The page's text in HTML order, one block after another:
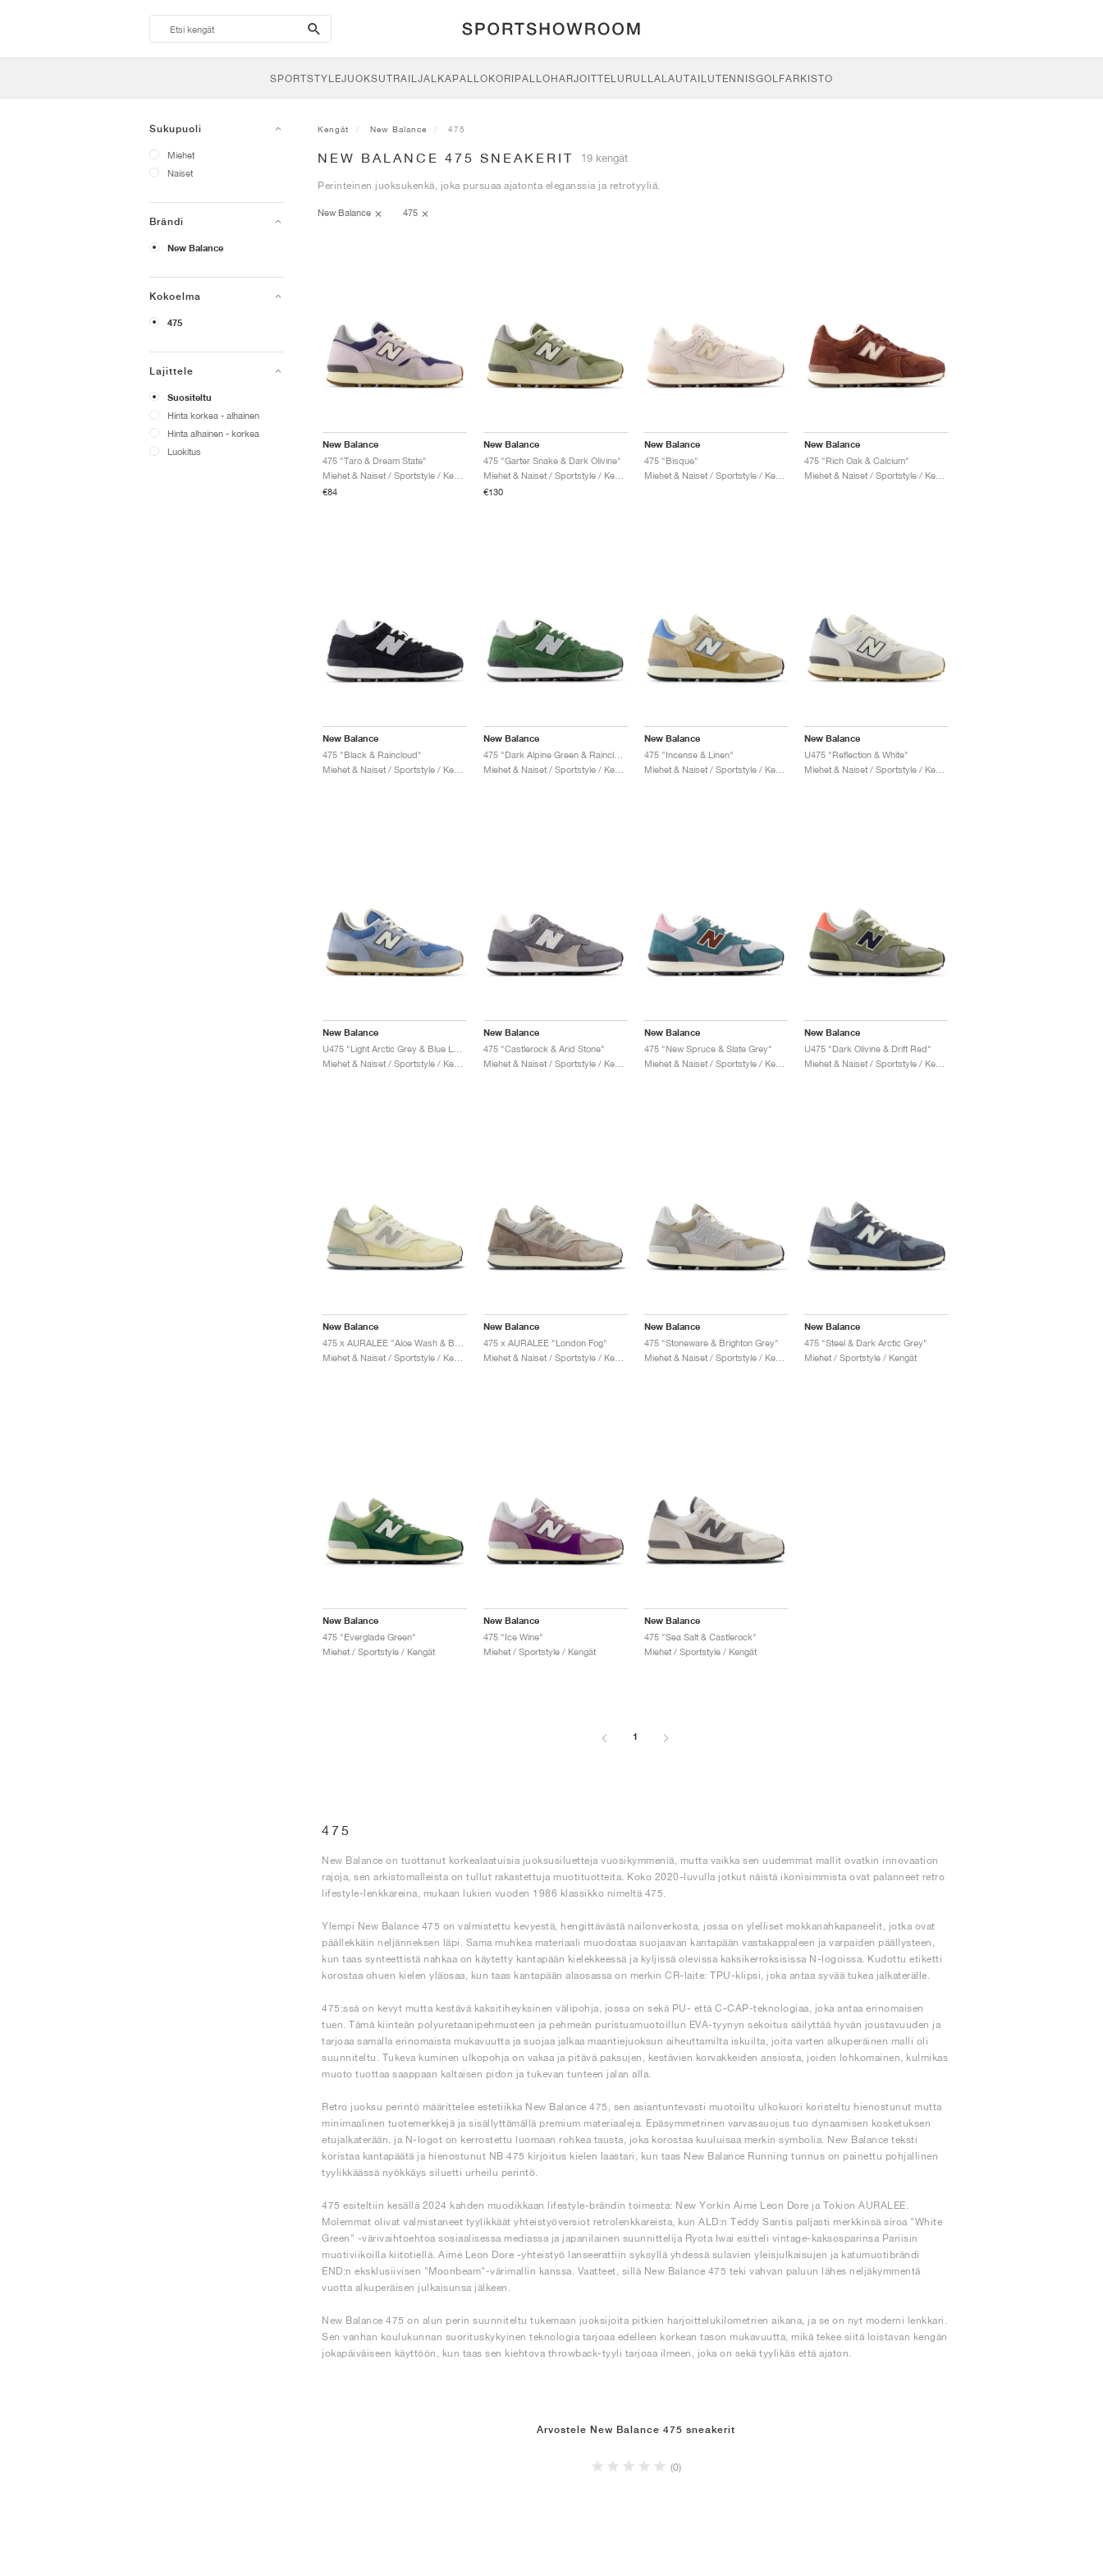
search-
btn
SPORTSTYLEJUOKSUTRAILJALKAPALLOKORIPALLOHARJOITTELU RULLALAUTAILUTENNISGOLFARKISTO
Sukupuoli
Miehet
Naiset
Brändi
New Balance
Kokoelma
475
Lajittele
Suositeltu
Hinta korkea - alhainen
Hinta alhainen - korkea
Luokitus
Kengät New Balance 475
NEW BALANCE 475 SNEAKERIT 19 kengät
Perinteinen juoksukenkä, joka pursuaa ajatonta eleganssia ja retrotyyliä.
New Balance 475
New Balance
475 "Taro & Dream State"
€84
New Balance
475 "Garter Snake & Dark Olivine"
Miehet & Naiset / Sportstyle / Kengät
€130
New Balance
475 "Bisque"
Miehet & Naiset / Sportstyle / Kengät
New Balance
475 "Rich Oak & Calcium"
New Balance
475 "Black & Raincloud"
New Balance
475 "Dark Alpine Green & Raincloud"
Miehet & Naiset / Sportstyle / Kengät
New Balance
475 "Incense & Linen"
Miehet & Naiset / Sportstyle / Kengät
New Balance
U475 "Reflection & White"
New Balance New Balance
475 "Castlerock & Arid Stone"
Miehet & Naiset / Sportstyle / Kengät
New Balance
475 "New Spruce & Slate Grey"
Miehet & Naiset / Sportstyle / Kengät
New Balance
U475 "Dark Olivine & Drift Red"
New Balance New Balance
475 x AURALEE "London Fog"
Miehet & Naiset / Sportstyle / Kengät
New Balance
475 "Stoneware & Brighton Grey"
Miehet & Naiset / Sportstyle / Kengät
New Balance
475 "Steel & Dark Arctic Grey"
Miehet / Sportstyle / Kengät
New Balance
475 "Everglade Green"
Miehet / Sportstyle / Kengät
New Balance
475 "Ice Wine"
Miehet / Sportstyle / Kengät
New Balance
475 "Sea Salt & Castlerock"
Miehet / Sportstyle / Kengät
1
475
New Balance on tuottanut korkealaatuisia juoksusiluetteja vuosikymmeniä, mutta vaikka sen uudemmat mallit ovatkin innovaation
rajoja, sen arkistomalleista on tullut rakastettuja muotituotteita. Koko 2020-luvulla jotkut näistä ikonisimmista ovat palanneet retro
lifestyle-lenkkareina, mukaan lukien vuoden 1986 klassikko nimeltä 475.
Ylempi New Balance 475 on valmistettu kevyestä, hengittävästä nailonverkosta, jossa on ylelliset mokkanahkapaneelit, jotka ovat
päällekkäin neljänneksen läpi. Sama muhkea materiaali muodostaa suojaavan kantapään vastakappaleen ja varpaiden päällysteen,
kun taas synteettistä nahkaa on käytetty kantapään kielekkeessä ja kyljissä olevissa kaksikerroksisissa N-logoissa. Kudottu etiketti
korostaa ohuen kielen yläosaa, kun taas kantapään alaosassa on merkin CR-laite: TPU-klipsi, joka antaa syvää tukea jalkaterälle.
475:ssä on kevyt mutta kestävä kaksitiheyksinen välipohja, jossa on sekä PU- että C-CAP-teknologiaa, joka antaa erinomaisen
tuen. Tämä kiinteän polyuretaanipehmusteen ja pehmeän puristusmuotoillun EVA-tyynyn sekoitus säilyttää hyvän joustavuuden ja
tarjoaa samalla erinomaista mukavuutta ja suojaa jalkaa maantiejuoksun aiheuttamilta iskuilta, joita varten alkuperäinen malli oli
suunniteltu. Tukeva kuminen ulkopohja on vakaa ja pitävä paksujen, kestävien korvakkeiden ansiosta, joiden lohkomainen, kulmikas
muoto tuottaa saappaan kaltaisen pidon ja tukevan tunteen jalan alla.
Retro juoksu perintö määrittelee estetiikka New Balance 475, sen asiantuntevasti muotoiltu ulkokuori koristeltu hienostunut mutta
minimaalinen tuotemerkkejä ja sisällyttämällä premium materiaaleja. Epäsymmetrinen varvassuojus tuo dynaamisen kosketuksen
etujalkaterään, ja N-logot on kerrostettu luomaan rohkea tausta, joka korostaa kuuluisaa merkin symbolia. New Balance teksti
koristaa kantapäätä ja hienostunut NB 475 kirjoitus kielen laastari, kun taas New Balance Running tunnus on painettu pohjallinen
tyylikkäässä nyökkäys siluetti urheilu perintö.
475 esiteltiin kesällä 2024 kahden muodikkaan lifestyle-brändin toimesta: New Yorkin Aimé Leon Dore ja Tokion AURALEE.
Molemmat olivat valmistaneet tyylikkäät yhteistyöversiot retrolenkkareista, kun ALD:n Teddy Santis paljasti merkkinsä siroa "White
Green" -värivaihtoehtoa sosiaalisessa mediassa ja japanilainen suunnittelija Ryota Iwai esitteli vintage-kaksosparinsa Pariisin
muotiviikoilla kiitotiellä. Aimé Leon Dore -yhteistyö lanseerattiin syksyllä yhdessä sulavien yleisjulkaisujen ja katumuotibrändi
END:n eksklusiivisen "Moonbeam"-värimallin kanssa. Vaatteet, sillä New Balance 475 teki vahvan paluun lähes neljäkymmentä
vuotta alkuperäisen julkaisunsa jälkeen.
New Balance 475 on alun perin suunniteltu tukemaan juoksijoita pitkien harjoittelukilometrien aikana, ja se on nyt moderni lenkkari.
Sen vanhan koulukunnan suorituskykyinen teknologia tarjoaa edelleen korkean tason mukavuutta, mikä tekee siitä loistavan kengän
jokapäiväiseen käyttöön, kun taas sen kiehtova throwback-tyyli tarjoaa ilmeen, joka on sekä tyylikäs että ajaton.
Arvostele New Balance 475 sneakerit
(0)